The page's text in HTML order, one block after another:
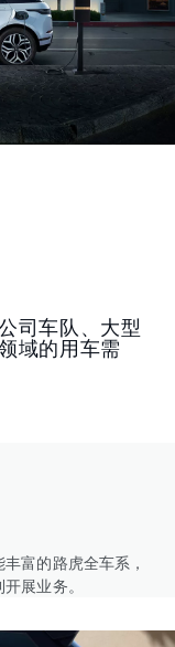
司车队、大型
域的用车需
富的路虎全车系，
展业务。